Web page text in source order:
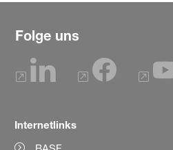
Folge uns
Internetlinks